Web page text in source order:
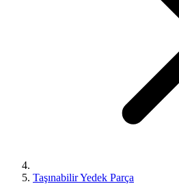
Taşınabilir Yedek Parça